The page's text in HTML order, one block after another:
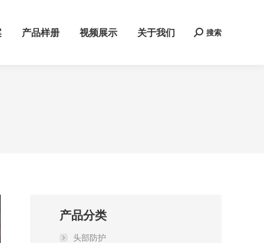
产品样册 视频展示 关于我们 Search:
搜索
产品分类
头部防护